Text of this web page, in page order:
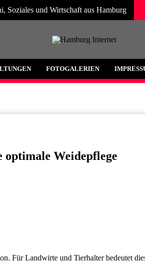
Soziales und Wirtschaft aus Hamburg
Umgebung
FOTOGALERIEN
Weidepflege
Für Landwirte und Tierhalter bedeutet